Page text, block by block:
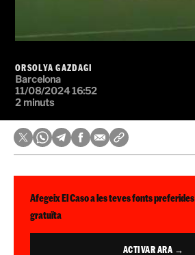
ORSOLYA GAZDAGI
Barcelona
11/08/2024 16:52
2 minuts
Afegeix El Caso a les teves fonts
gratuïta
ACTIVAR ARA →